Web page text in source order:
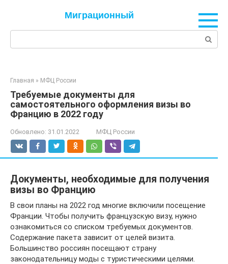
Миграционный
Главная » МФЦ России
Требуемые документы для
самостоятельного оформления визы во
Францию в 2022 году
Обновлено: 31.01.2022 МФЦ России
Документы, необходимые для получения
визы во Францию
В свои планы на 2022 год многие включили посещение
Франции. Чтобы получить французскую визу, нужно
ознакомиться со списком требуемых документов.
Содержание пакета зависит от целей визита.
Большинство россиян посещают страну
законодательницу моды с туристическими целями.